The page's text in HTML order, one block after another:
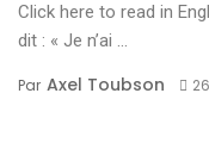
Click here to read in
dit : « Je n’ai ...
Par Axel Toubson